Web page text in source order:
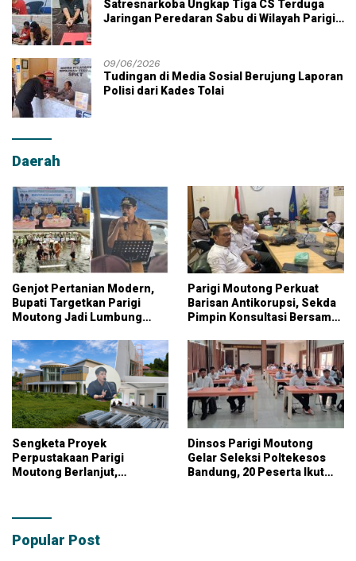
Satresnarkoba Ungkap Tiga CS Terduga
Jaringan Peredaran Sabu di Wilayah Parigi
09/06/2026
Tudingan di Media Sosial Berujung Laporan
Polisi dari Kades Tolai
Daerah
Genjot Pertanian Modern,
Bupati Targetkan Parigi
Moutong Jadi Lumbung
Parigi Moutong Perkuat
Barisan Antikorupsi, Sekda
Pimpin Konsultasi Bersama
Sengketa Proyek
Perpustakaan Parigi
Moutong Berlanjut,
dengan Dana Pribadi
Dinsos Parigi Moutong
Gelar Seleksi Poltekesos
Bandung, 20 Peserta Ikut
Popular Post